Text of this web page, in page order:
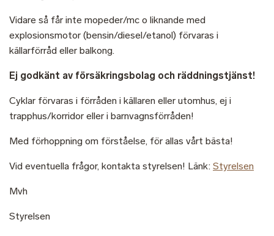
Vidare så får inte mopeder/mc o liknande med
explosionsmotor (bensin/diesel/etanol) förvaras i
källarförråd eller balkong.
Ej godkänt av försäkringsbolag och räddningstjänst!
Cyklar förvaras i förråden i källaren eller utomhus, ej i
trapphus/korridor eller i barnvagnsförråden!
Med förhoppning om förståelse, för allas vårt bästa!
Vid eventuella frågor, kontakta styrelsen! Länk: Styrelsen
Mvh
Styrelsen